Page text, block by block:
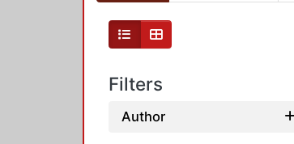
Filters
Author